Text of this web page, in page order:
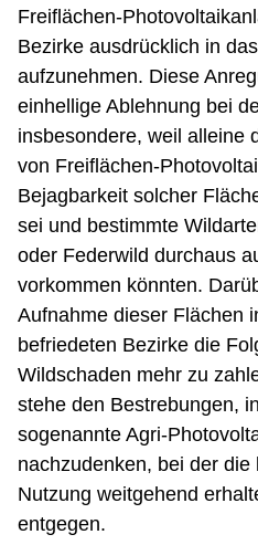
Freiflächen-
Bezirke ausdrücklich in
aufzunehmen. Diese
einhellige Ablehnung bei
insbesondere, weil alleine
von Freiflächen-
Bejagbarkeit solcher
sei und bestimmte
oder Federwild durchaus
vorkommen könnten.
Aufnahme dieser Flächen
befriedeten Bezirke die
Wildschaden mehr zu
stehe den Bestrebungen,
sogenannte Agri-
nachzudenken, bei der
Nutzung weitgehend
entgegen.